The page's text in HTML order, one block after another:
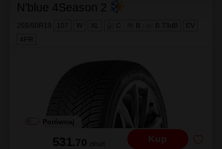
N'blue 4Season 2
255/50R19 107 W XL C B B 73dB
EV
4PR
Porównaj
531.70 zł/szt Kup